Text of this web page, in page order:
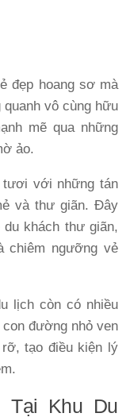
đẹp hoang sơ mà
vô cùng hữu
mẽ qua những
ảo.
tươi với những tán
và thư giãn. Đây
khách thư giãn,
chiêm ngưỡng vẻ
lịch còn có nhiều
đường nhỏ ven
tạo điều kiện lý
Tại Khu Du